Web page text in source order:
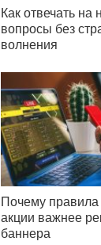
Как отвечать
вопросы без
волнения
Почему правила
акции важнее
баннера